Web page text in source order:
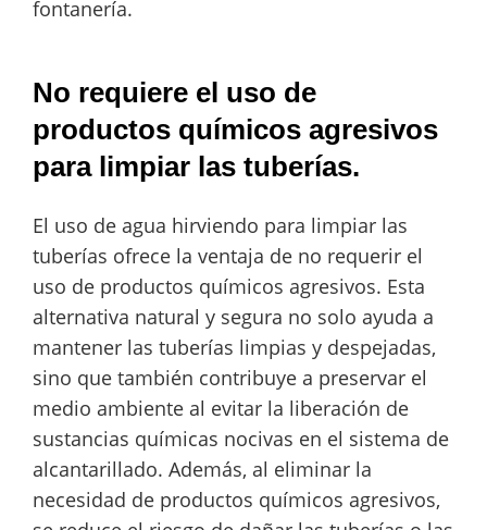
fontanería.
No requiere el uso de
productos químicos agresivos
para limpiar las tuberías.
El uso de agua hirviendo para limpiar las
tuberías ofrece la ventaja de no requerir el
uso de productos químicos agresivos. Esta
alternativa natural y segura no solo ayuda a
mantener las tuberías limpias y despejadas,
sino que también contribuye a preservar el
medio ambiente al evitar la liberación de
sustancias químicas nocivas en el sistema de
alcantarillado. Además, al eliminar la
necesidad de productos químicos agresivos,